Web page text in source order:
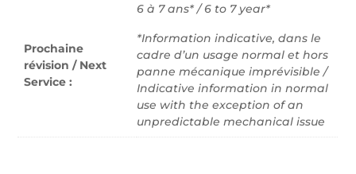
Prochaine
révision / Next
Service :
6 à 7 ans* / 6 to 7 year*
*Information indicative, dans le
cadre d’un usage normal et hors
panne mécanique imprévisible /
Indicative information in normal
use with the exception of an
unpredictable mechanical issue